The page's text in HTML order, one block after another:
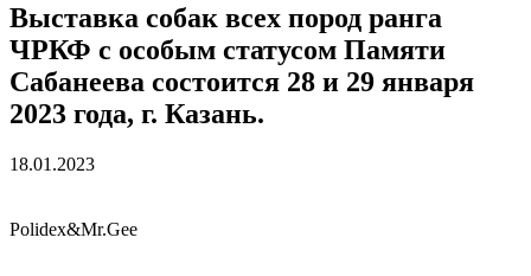
Выставка собак всех пород ранга
ЧРКФ с особым статусом Памяти
Сабанеева состоится 28 и 29 января
2023 года, г. Казань.
18.01.2023
Polidex&Mr.Gee